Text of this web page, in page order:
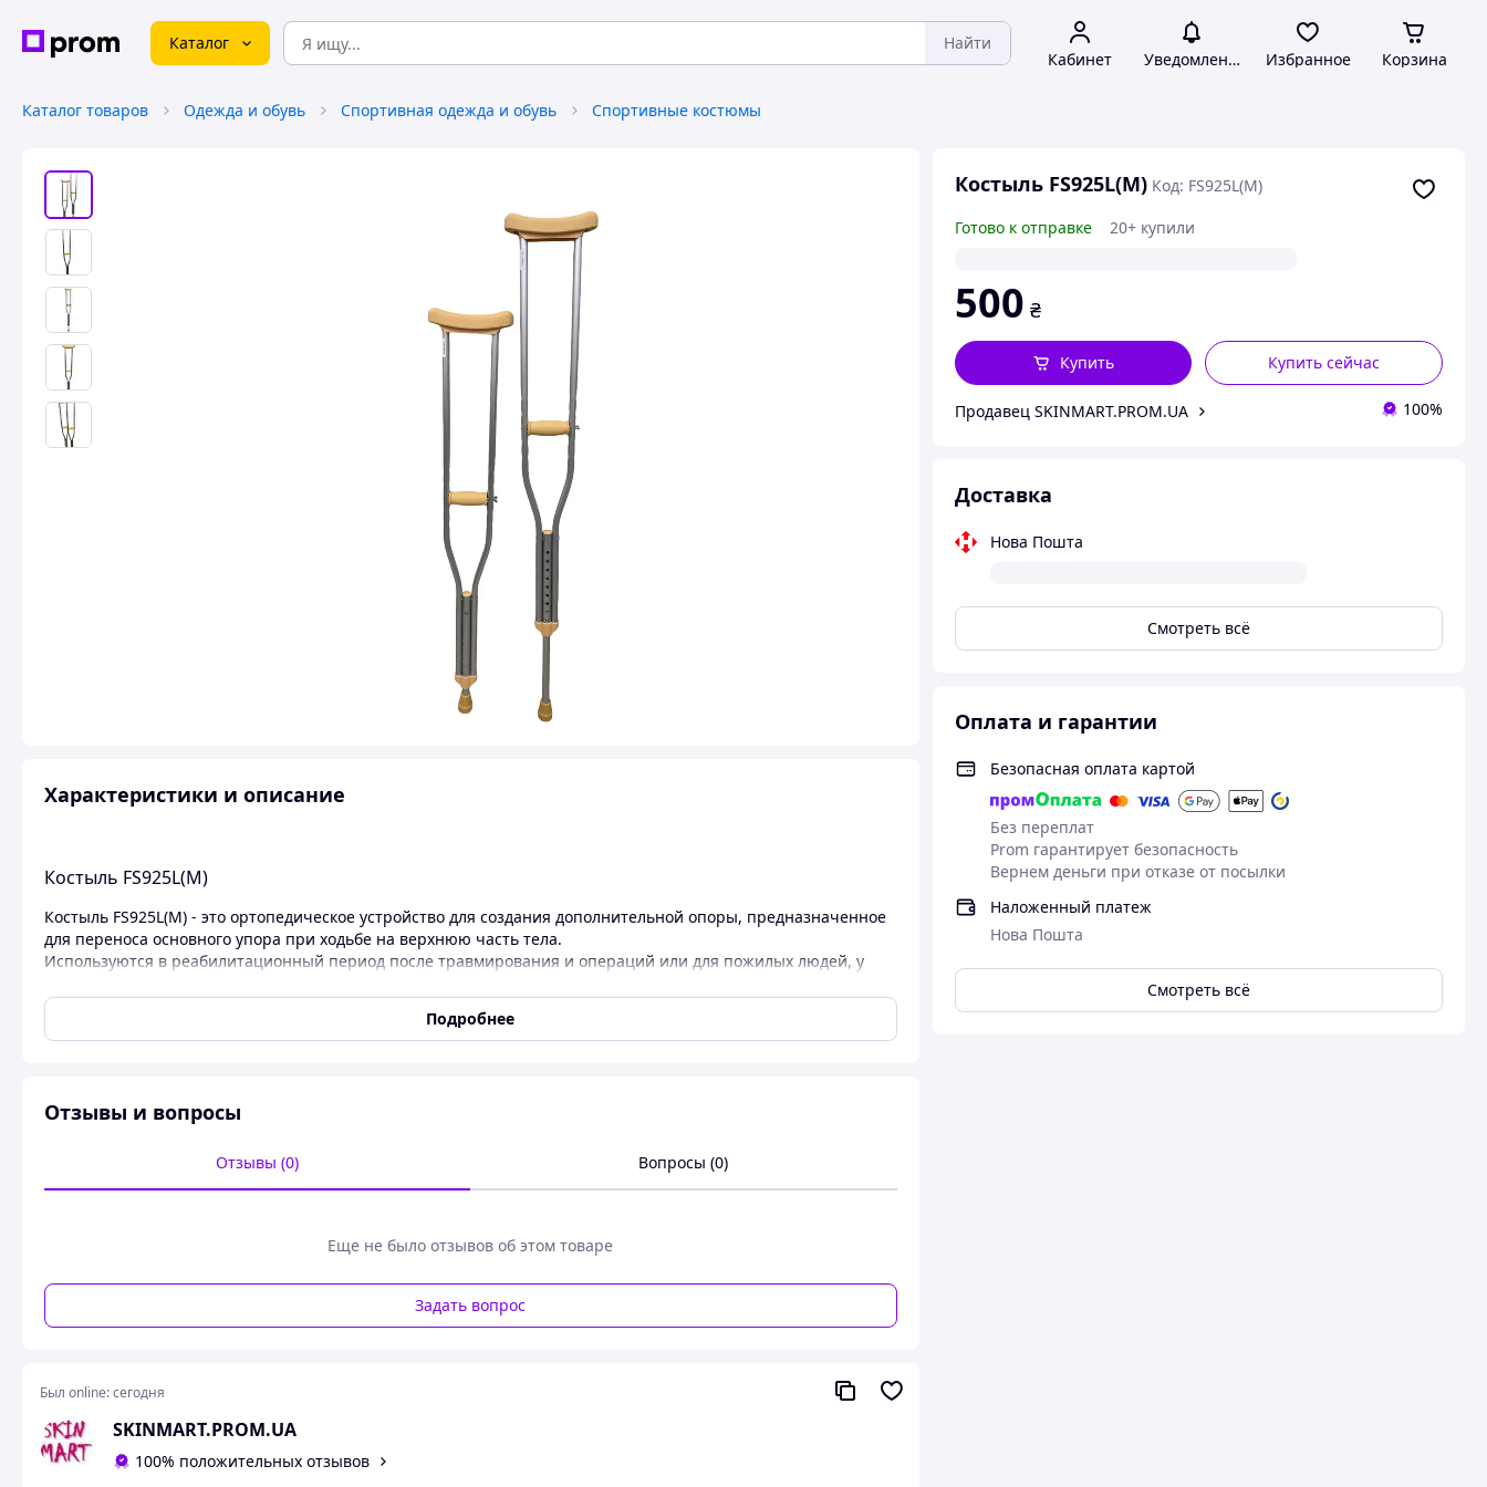
Каталог Найти
Кабинет Уведомления Избранное Корзина
Каталог товаров Одежда и обувь Спортивная одежда и обувь Спортивные костюмы
Костыль FS925L(M) Код: FS925L(M)
Готово к отправке
20+ купили
500 ₴
Купить сейчас
Купить
Продавец SKINMART.PROM.UA 100%
Доставка
Нова Пошта
Смотреть всё
Оплата и гарантии
Безопасная оплата картой
Без переплат
Prom гарантирует безопасность
Вернем деньги при отказе от посылки
Наложенный платеж
Нова Пошта
Смотреть всё
Характеристики и описание
Костыль FS925L(M)
Костыль FS925L(M) - это ортопедическое устройство для создания дополнительной опоры, предназначенное
для переноса основного упора при ходьбе на верхнюю часть тела.
Используются в реабилитационный период после травмирования и операций или для пожилых людей, у
ТЕХНИЧЕСКИЕ ХАРАКТЕРИСТИКИ
Классификация
Материал
регулируется от 115 см до 135 см
Максимальная нагрузка
115 кг
Условия использования
Температура: от –10 до +35°C; следует избегать
Подробнее
Отзывы и вопросы
Отзывы (0) Вопросы (0)
Еще не было отзывов об этом товаре
Задать вопрос
Был online:сегодня
SKINMART.PROM.UA
100% положительных отзывов